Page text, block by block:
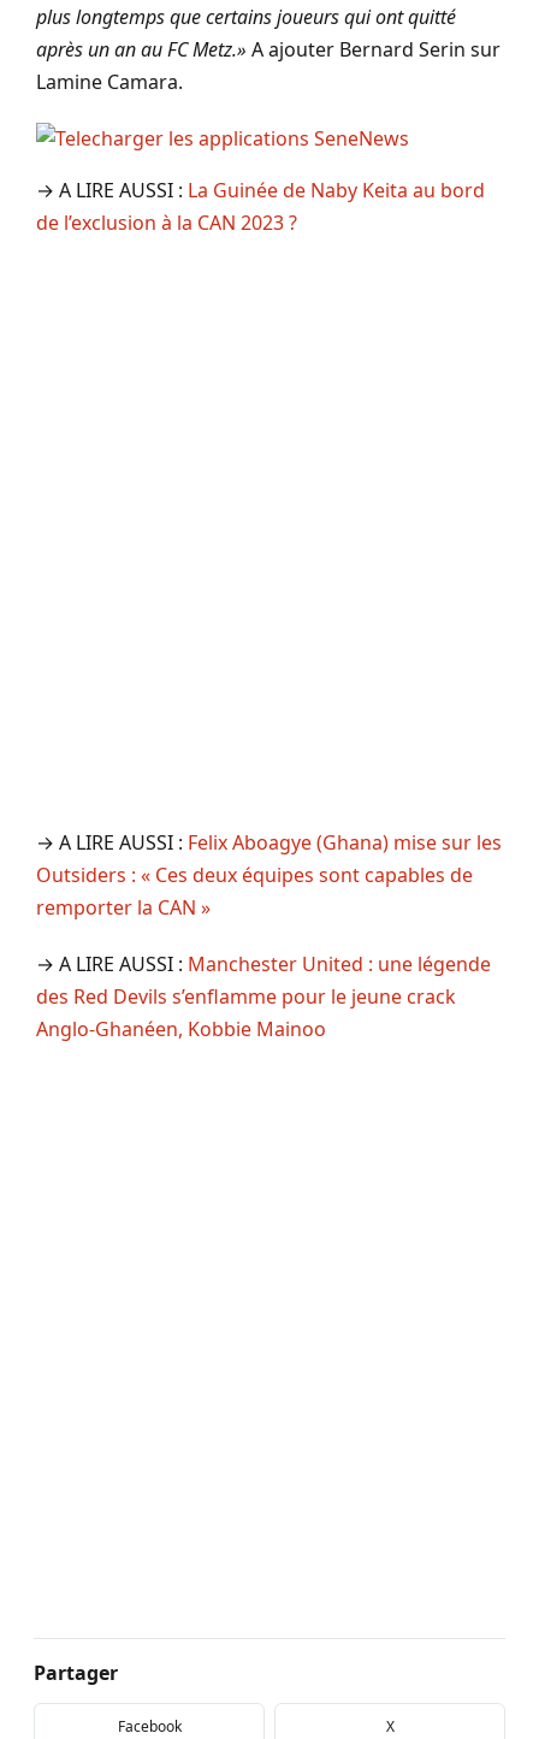
plus longtemps que certains joueurs qui ont quitté
après un an au FC Metz.» A ajouter Bernard Serin sur
Lamine Camara.
→ A LIRE AUSSI : La Guinée de Naby Keita au bord
de l’exclusion à la CAN 2023 ?
→ A LIRE AUSSI : Felix Aboagye (Ghana) mise sur les
Outsiders : « Ces deux équipes sont capables de
remporter la CAN »
→ A LIRE AUSSI : Manchester United : une légende
des Red Devils s’enflamme pour le jeune crack
Anglo-Ghanéen, Kobbie Mainoo
Partager
Facebook X